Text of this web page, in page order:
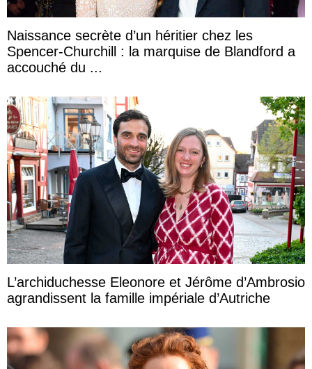
Naissance secrète d’un héritier chez les
Spencer-Churchill : la marquise de Blandford a
accouché du ...
L’archiduchesse Eleonore et Jérôme d’Ambrosio
agrandissent la famille impériale d’Autriche